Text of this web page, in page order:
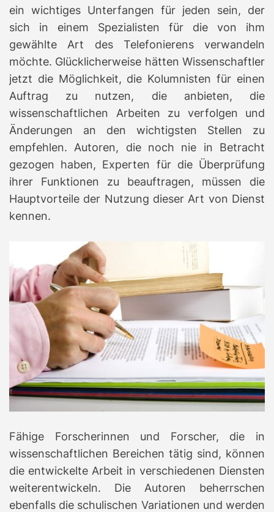
ein wichtiges Unterfangen für jeden sein, der
sich in einem Spezialisten für die von ihm
gewählte Art des Telefonierens verwandeln
möchte. Glücklicherweise hätten Wissenschaftler
jetzt die Möglichkeit, die Kolumnisten für einen
Auftrag zu nutzen, die anbieten, die
wissenschaftlichen Arbeiten zu verfolgen und
Änderungen an den wichtigsten Stellen zu
empfehlen. Autoren, die noch nie in Betracht
gezogen haben, Experten für die Überprüfung
ihrer Funktionen zu beauftragen, müssen die
Hauptvorteile der Nutzung dieser Art von Dienst
kennen.
Fähige Forscherinnen und Forscher, die in
wissenschaftlichen Bereichen tätig sind, können
die entwickelte Arbeit in verschiedenen Diensten
weiterentwickeln. Die Autoren beherrschen
ebenfalls die schulischen Variationen und werden